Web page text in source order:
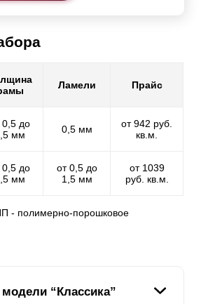
Ламели Прайс
0,5 до
мм
0,5 мм
от 942 руб.
кв.м.
0,5 до
мм
от 0,5 до
1,5 мм
от 1039
руб. кв.м.
- полимерно-порошковое
“Классика”